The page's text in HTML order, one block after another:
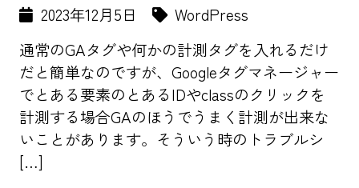
2023年12月5日
WordPress
通常のGAタグや何かの計測タグを入れるだけ
だと簡単なのですが、Googleタグマネージャー
でとある要素のとあるIDやclassのクリックを
計測する場合GAのほうでうまく計測が出来な
いことがあります。そういう時のトラブルシ
[…]